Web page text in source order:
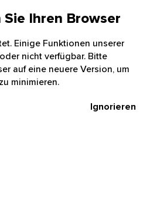
Ihren Browser
Einige Funktionen unserer
nicht verfügbar. Bitte
auf eine neuere Version, um
minimieren.
Ignorieren